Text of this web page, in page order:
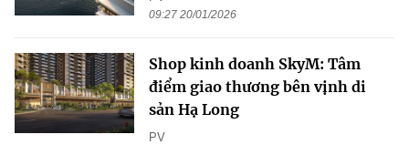
09:27 20/01/2026
Shop kinh doanh SkyM: Tâm
điểm giao thương bên vịnh di
sản Hạ Long
PV